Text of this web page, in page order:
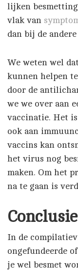
lijken
vlak van
dan bij de
We weten wel dat
kunnen helpen
door de
we we over aan
vaccinatie. Het
ook aan
vaccins kan
het virus nog
maken. Om het
na te gaan is
Conclusie
In de
ongefundeerde
je wel besmet